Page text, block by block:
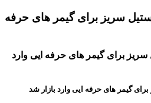
سریز برای گیمر های حرفه
برای گیمر های حرفه ایی وارد
گیمر های حرفه ایی وارد بازار شد